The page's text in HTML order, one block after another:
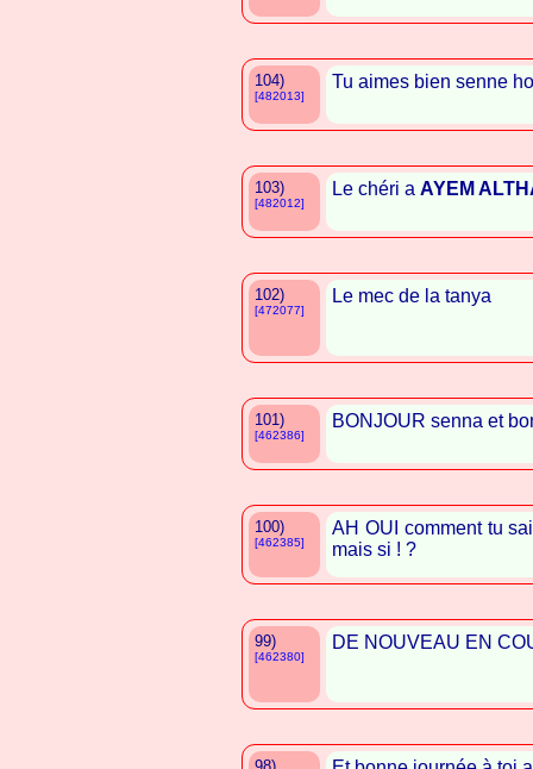
104)
[482013]
Tu aimes bien senne
103)
[482012]
Le chéri a AYEM
102)
[472077]
Le mec de la tanya
101)
[462386]
BONJOUR senna et
100)
[462385]
AH OUI comment tu
mais si ! ?
99)
[462380]
DE NOUVEAU EN